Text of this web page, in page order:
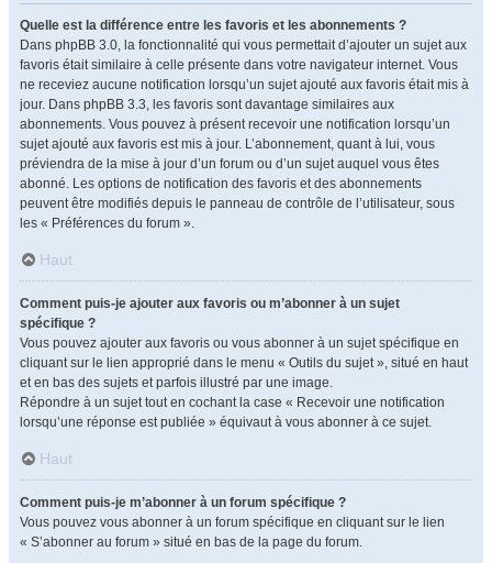
Quelle est la différence entre les favoris et les abonnements ?
Dans phpBB 3.0, la fonctionnalité qui vous permettait d’ajouter un sujet aux
favoris était similaire à celle présente dans votre navigateur internet. Vous
ne receviez aucune notification lorsqu’un sujet ajouté aux favoris était mis à
jour. Dans phpBB 3.3, les favoris sont davantage similaires aux
abonnements. Vous pouvez à présent recevoir une notification lorsqu’un
sujet ajouté aux favoris est mis à jour. L’abonnement, quant à lui, vous
préviendra de la mise à jour d’un forum ou d’un sujet auquel vous êtes
abonné. Les options de notification des favoris et des abonnements
peuvent être modifiés depuis le panneau de contrôle de l’utilisateur, sous
les « Préférences du forum ».
Haut
Comment puis-je ajouter aux favoris ou m’abonner à un sujet
spécifique ?
Vous pouvez ajouter aux favoris ou vous abonner à un sujet spécifique en
cliquant sur le lien approprié dans le menu « Outils du sujet », situé en haut
et en bas des sujets et parfois illustré par une image.
Répondre à un sujet tout en cochant la case « Recevoir une notification
lorsqu’une réponse est publiée » équivaut à vous abonner à ce sujet.
Haut
Comment puis-je m’abonner à un forum spécifique ?
Vous pouvez vous abonner à un forum spécifique en cliquant sur le lien
« S’abonner au forum » situé en bas de la page du forum.